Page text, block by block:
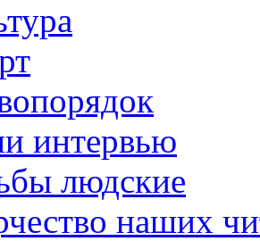
интервью
людские
наших